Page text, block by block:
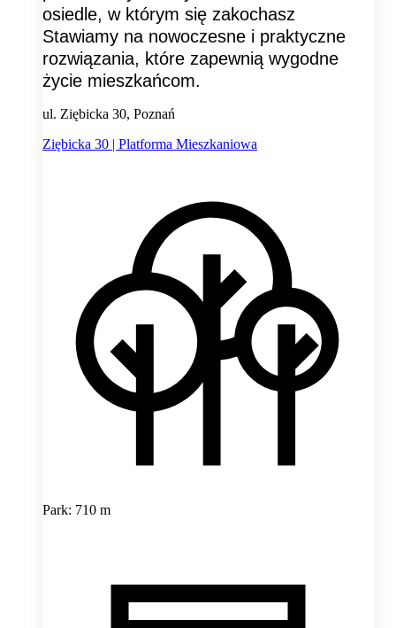
osiedle, w którym się zakochasz
Stawiamy na nowoczesne i praktyczne
rozwiązania, które zapewnią wygodne
życie mieszkańcom.
ul. Ziębicka 30, Poznań
Ziębicka 30 | Platforma Mieszkaniowa
Park: 710 m